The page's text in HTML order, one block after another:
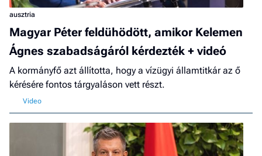
ausztria
Magyar Péter feldühödött, amikor Kelemen
Ágnes szabadságáról kérdezték + videó
A kormányfő azt állította, hogy a vízügyi államtitkár az ő
kérésére fontos tárgyaláson vett részt.